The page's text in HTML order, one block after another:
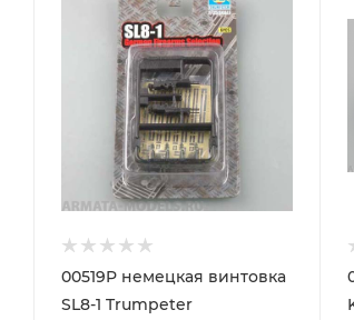
00519P немецкая винтовка
SL8-1 Trumpeter